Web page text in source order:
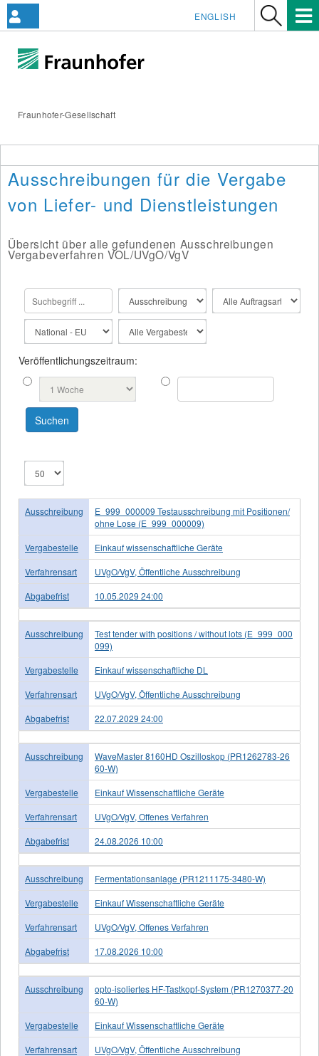
Fraunhofer-Gesellschaft
ENGLISH
Ausschreibungen für die Vergabe
von Liefer- und Dienstleistungen
Übersicht über alle gefundenen Ausschreibungen
Vergabeverfahren VOL/UVgO/VgV
Veröffentlichungszeitraum:
Ausschreibung
E_999_000009 Testausschreibung mit Positionen/
ohne Lose (E_999_000009)
Vergabestelle
Einkauf wissenschaftliche Geräte
Verfahrensart
UVgO/VgV, Öffentliche Ausschreibung
Abgabefrist
10.05.2029 24:00
Ausschreibung
Test tender with positions / without lots (E_999_000
099)
Vergabestelle
Einkauf wissenschaftliche DL
Verfahrensart
UVgO/VgV, Öffentliche Ausschreibung
Abgabefrist
22.07.2029 24:00
Ausschreibung
WaveMaster 8160HD Oszilloskop (PR1262783-26
60-W)
Vergabestelle
Einkauf Wissenschaftliche Geräte
Verfahrensart
UVgO/VgV, Offenes Verfahren
Abgabefrist
24.08.2026 10:00
Ausschreibung
Fermentationsanlage (PR1211175-3480-W)
Vergabestelle
Einkauf Wissenschaftliche Geräte
Verfahrensart
UVgO/VgV, Offenes Verfahren
Abgabefrist
17.08.2026 10:00
Ausschreibung
opto-isoliertes HF-Tastkopf-System (PR1270377-20
60-W)
Vergabestelle
Einkauf Wissenschaftliche Geräte
Verfahrensart
UVgO/VgV, Öffentliche Ausschreibung